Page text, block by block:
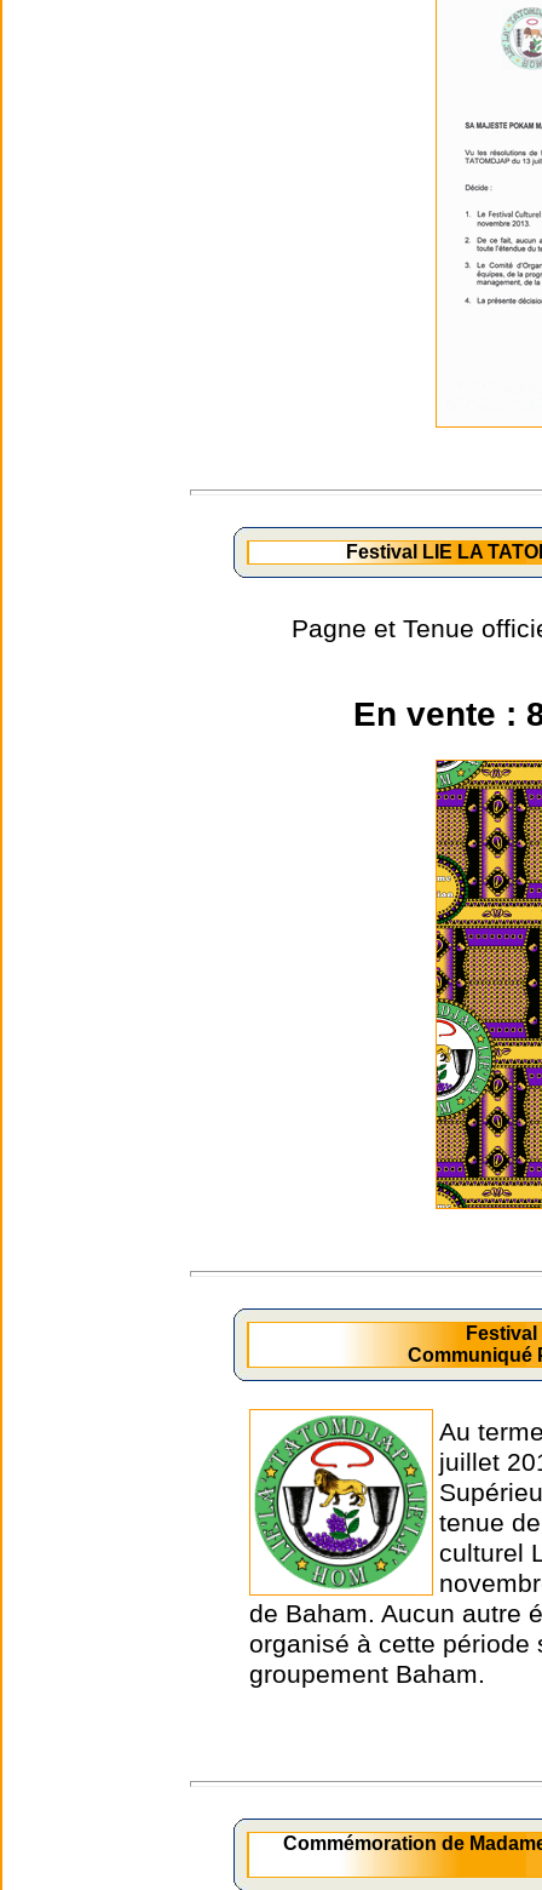
Festival LIE LA
Pagne et Tenue
En vente :
Festival
Communiqué
Au
juillet
tenue
culturel
de Baham. Aucun autre
organisé à cette période
groupement Baham.
Commémoration de